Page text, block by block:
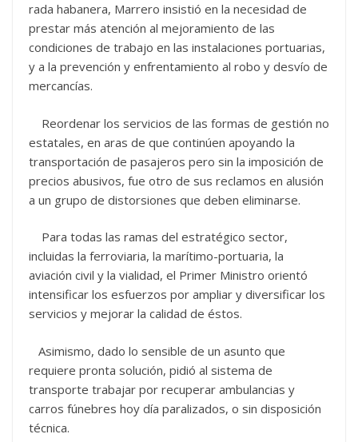
rada habanera, Marrero insistió en la necesidad de
prestar más atención al mejoramiento de las
condiciones de trabajo en las instalaciones portuarias,
y a la prevención y enfrentamiento al robo y desvío de
mercancías.
Reordenar los servicios de las formas de gestión no
estatales, en aras de que continúen apoyando la
transportación de pasajeros pero sin la imposición de
precios abusivos, fue otro de sus reclamos en alusión
a un grupo de distorsiones que deben eliminarse.
Para todas las ramas del estratégico sector,
incluidas la ferroviaria, la marítimo-portuaria, la
aviación civil y la vialidad, el Primer Ministro orientó
intensificar los esfuerzos por ampliar y diversificar los
servicios y mejorar la calidad de éstos.
Asimismo, dado lo sensible de un asunto que
requiere pronta solución, pidió al sistema de
transporte trabajar por recuperar ambulancias y
carros fúnebres hoy día paralizados, o sin disposición
técnica.